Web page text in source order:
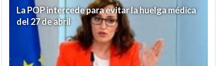
La POP intercede para evitar la huelga médica
del 27 de abril